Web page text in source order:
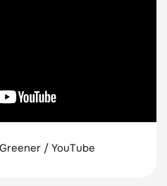
/ YouTube